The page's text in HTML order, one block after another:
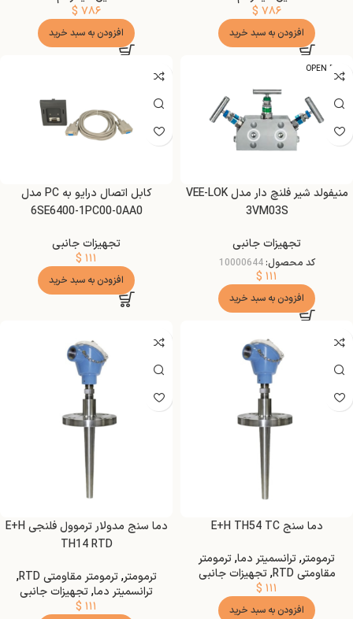
$ ۷۸۶
افزودن به سبد خرید
$ ۷۸۶
افزودن به سبد خرید
OPEN BOX
منیفولد شیر فلنچ دار مدل VEE-LOK
3VM03S
تجهیزات جانبی
کد محصول:10000644
$ ۱۱۱
افزودن به سبد خرید
کابل اتصال درایو به PC مدل
6SE6400-1PC00-0AA0
تجهیزات جانبی
$ ۱۱۱
افزودن به سبد خرید
دما سنج E+H TH54 TC
ترمومتر,ترانسمیتر دما,ترمومتر
مقاومتی RTD
,تجهیزات جانبی
$ ۱۱۱
افزودن به سبد خرید
دما سنج مدولار ترموول فلنجی E+H
TH14 RTD
ترمومتر,ترمومتر مقاومتی RTD
,
ترانسمیتر دما,تجهیزات جانبی
$ ۱۱۱